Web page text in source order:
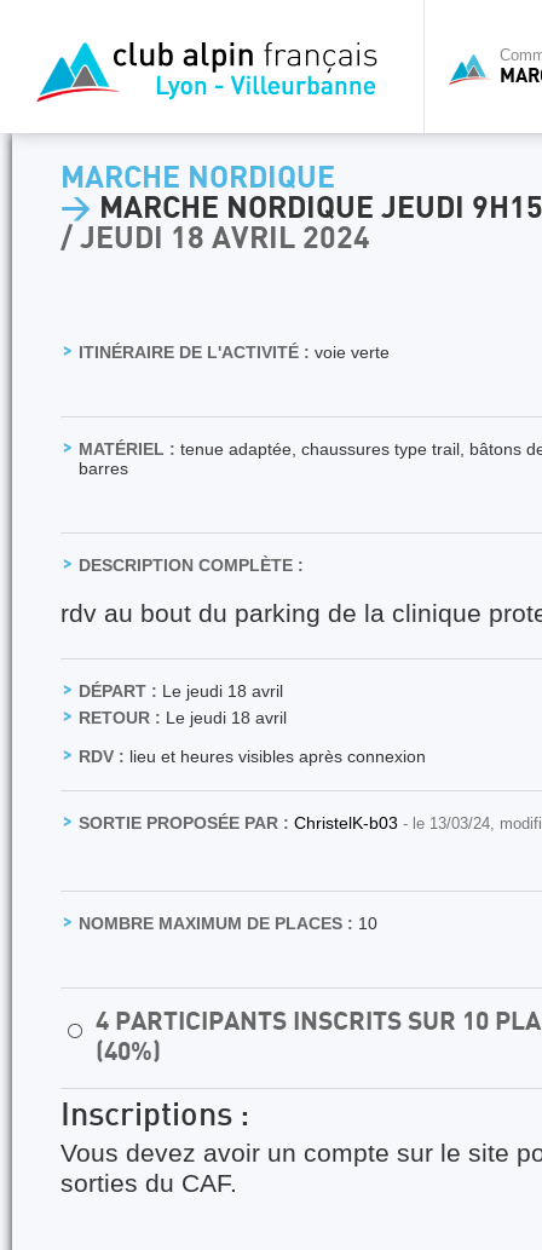
MARCHE NORDIQUE
> MARCHE NORDIQUE JEUDI 9H15
/ JEUDI 18 AVRIL 2024
ITINÉRAIRE DE L'ACTIVITÉ : voie verte
MATÉRIEL : tenue adaptée, chaussures type trail, bâtons
barres
DESCRIPTION COMPLÈTE :
rdv au bout du parking de la clinique
DÉPART : Le jeudi 18 avril
RETOUR : Le jeudi 18 avril
RDV : lieu et heures visibles après connexion
SORTIE PROPOSÉE PAR : ChristelK-b03 - le 13/03/24,
NOMBRE MAXIMUM DE PLACES : 10
⚪
4 PARTICIPANTS INSCRITS SUR 10
(40%)
Inscriptions :
Vous devez avoir un compte sur le site
sorties du CAF.